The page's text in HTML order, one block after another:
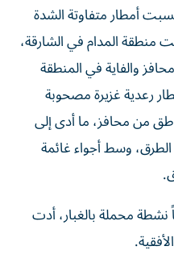
أمطار متفاوتة الشدة
المدام في الشارقة،
والفاية في المنطقة
رعدية غزيرة مصحوبة
من محافز، ما أدى إلى
وسط أجواء غائمة
محملة بالغبار، أدت